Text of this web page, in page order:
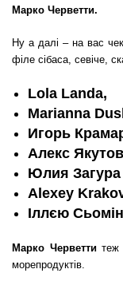
Марко Черветти.
Ну а далі – на вас
філе сібаса, севіче,
Lola Landa,
Marianna
Игорь
Алекс
Юлия Загура
Alexey
Іллєю
Марко Черветтитеж
морепродуктів.